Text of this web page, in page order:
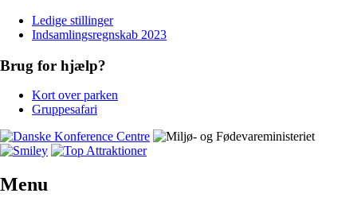
Ledige stillinger
Indsamlingsregnskab 2023
Brug for hjælp?
Kort over parken
Gruppesafari
Menu